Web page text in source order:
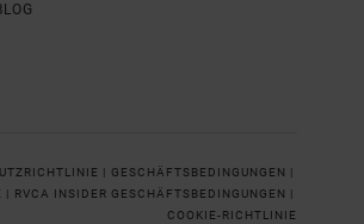
| GESCHÄFTSBEDINGUNGEN |
| RVCA INSIDER GESCHÄFTSBEDINGUNGEN |
COOKIE-RICHTLINIE